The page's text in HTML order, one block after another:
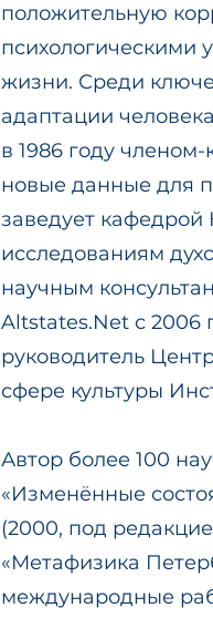
положительную
психологическими
жизни. Среди
адаптации
в 1986 году
новые данные для
заведует
исследованиям
научным
Altstates.Net с 2006
руководитель
сфере культуры
Автор более 100
«Изменённые
(2000, под
«Метафизика
международные